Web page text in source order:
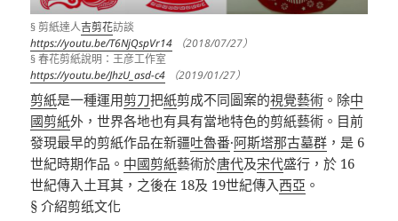
§ 剪紙達人吉剪花訪談
https://youtu.be/T6NjQspVr14 （2018/07/27）
§ 春花剪紙說明：王彦工作室
https://youtu.be/JhzU_asd-c4 （2019/01/27）
剪紙是一種運用剪刀把紙剪成不同圖案的視覺藝術 。除中
國剪紙外，世界各地也有具有當地特色的剪紙藝術。目前
發現最早的剪紙作品在新疆吐魯番·阿斯塔那古墓群 ，是 6
世紀時期作品。 中國剪紙藝術於唐代及宋代盛行，於 16
世紀傳入土耳其，之後在 18及 19世紀傳入西亞 。
§介紹剪纸文化